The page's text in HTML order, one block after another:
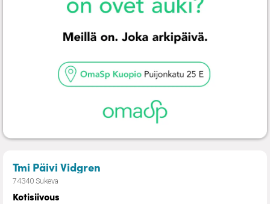
Tmi Päivi Vidgren
74340 Sukeva
Kotisiivous